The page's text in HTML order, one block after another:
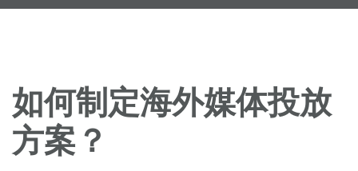
点极学院
如何制定海外媒体投放
方案？